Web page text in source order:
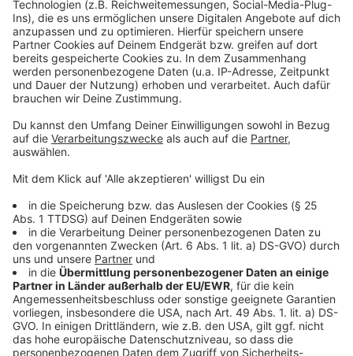
Das Fahrzeug muss auf den Namen des Antragstellers
zugelassen sein.
Der Bewohnerparkausweis kann nur für PKW oder
PKW-Kombi, nicht aber für Krafträder oder LKW
Bei dauerhafter Nutzung eines Fahrzeugs, das nicht
auf die Anwohnerin / den Anwohner zugelassen ist,
muss eine entsprechende formlose Bescheinigung des
Fahrzeughalters über die Dauernutzung vorgelegt
werden.
Bei privat genutztem Dienstfahrzeug muss eine
formlose Bescheinigung des Arbeitgebers vorgelegt
werden.
Anzeige